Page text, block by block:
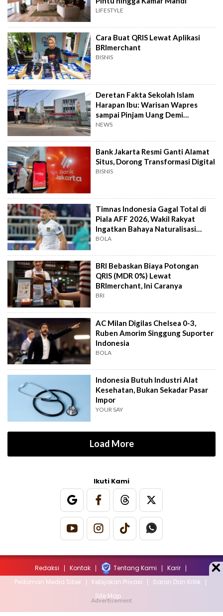
LIFESTYLE
Cara Buat QRIS Lewat Aplikasi
BRImerchant
BISNIS
Deretan Fakta Sekolah Islam
Harapan Ibu: Warisan Wapres
sampai Pinjam Uang Demi
Lapangan Padel
NEWS
Bank Jakarta Resmi Ganti Alamat
Situs, Dorong Transformasi Digital
BISNIS
Timnas Indonesia Gagal Total di
Piala AFF 2026, Wakil Rakyat
Ingatkan Bahaya Naturalisasi
Instan
BOLA
BRI Bebaskan Biaya Potongan
QRIS (MDR 0%) Lewat
BRImerchant, Ini Caranya
BRI
AC Milan Digilas Chelsea 0-3,
Ruben Amorim Singgung Suporter
Indonesia
BOLA
Indonesia Butuh Industri Alat
Kesehatan, Bukan Sekadar Pasar
Impor
YOUR SAY
Load More
Ikuti Kami
Redaksi Kontak Tentang Kami
Karir
Pedoman Media Siber
Kebijakan Privasi
Saran Dan Kritik
Site Map